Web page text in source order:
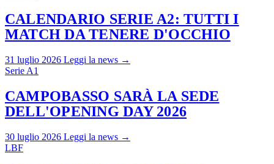
CALENDARIO SERIE A2: TUTTI I
MATCH DA TENERE D'OCCHIO
31 luglio 2026 Leggi la news →
Serie A1
CAMPOBASSO SARÀ LA SEDE
DELL'OPENING DAY 2026
30 luglio 2026 Leggi la news →
LBF